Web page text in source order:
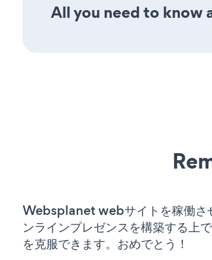
All you need to know
Websplanet webサイトを稼働さ
ンラインプレゼンスを構築する上
を克服できます。おめでとう！